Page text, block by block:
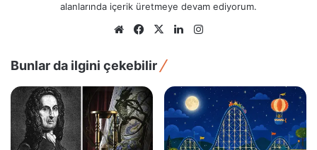
alanlarında içerik üretmeye devam ediyorum.
Web
Facebook
X LinkedIn
Bunlar da ilgini çekebilir